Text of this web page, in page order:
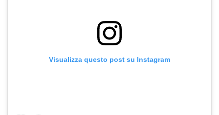
Visualizza questo post su Instagram